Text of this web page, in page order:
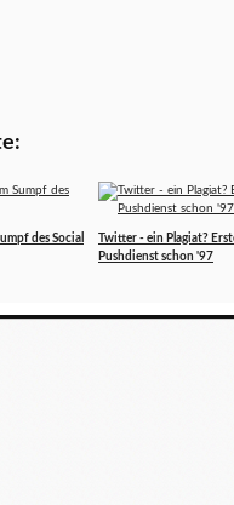
des Social
Twitter - ein Plagiat?
Pushdienst schon '97